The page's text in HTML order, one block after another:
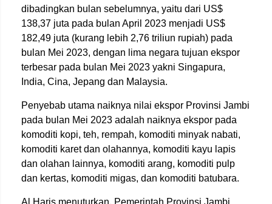
dibadingkan bulan sebelumnya, yaitu dari US$
138,37 juta pada bulan April 2023 menjadi US$
182,49 juta (kurang lebih 2,76 triliun rupiah) pada
bulan Mei 2023, dengan lima negara tujuan ekspor
terbesar pada bulan Mei 2023 yakni Singapura,
India, Cina, Jepang dan Malaysia.
Penyebab utama naiknya nilai ekspor Provinsi Jambi
pada bulan Mei 2023 adalah naiknya ekspor pada
komoditi kopi, teh, rempah, komoditi minyak nabati,
komoditi karet dan olahannya, komoditi kayu lapis
dan olahan lainnya, komoditi arang, komoditi pulp
dan kertas, komoditi migas, dan komoditi batubara.
Al Haris menuturkan, Pemerintah Provinsi Jambi